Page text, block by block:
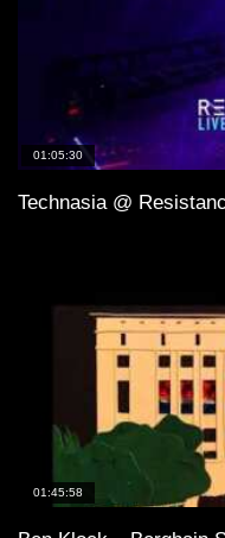
01:05:30
Technasia @
01:45:58